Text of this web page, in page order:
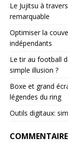
Le Jujitsu à
remarquable
Optimiser la
indépendants
Le tir au football
simple illusion ?
Boxe et grand
légendes du ring
Outils digitaux: